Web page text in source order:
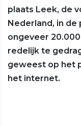
plaats Leek, de
Nederland, in de
ongeveer
redelijk te
geweest op het
het internet.